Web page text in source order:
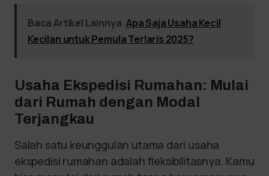
Baca Artikel Lainnya Apa Saja Usaha Kecil
Kecilan untuk Pemula Terlaris 2025?
Usaha Ekspedisi Rumahan: Mulai
dari Rumah dengan Modal
Terjangkau
Salah satu keunggulan utama dari usaha
ekspedisi rumahan adalah fleksibilitasnya. Kamu